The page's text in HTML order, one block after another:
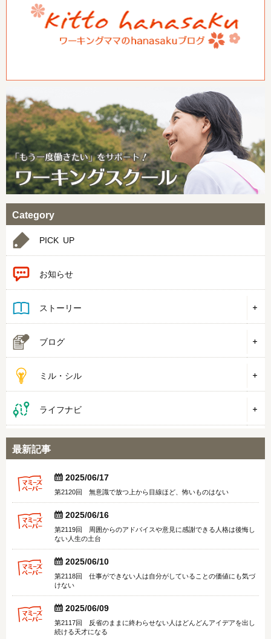
Category
PICK UP
お知らせ
ストーリー
ブログ
ミル・シル
ライフナビ
最新記事
  2025/06/17
第2120回 無意識で放つ上から目線ほど、怖いものはない
  2025/06/16
第2119回 周囲からのアドバイスや意見に感謝できる人格は後悔し
ない人生の土台
  2025/06/10
第2118回 仕事ができない人は自分がしていることの価値にも気づ
けない
  2025/06/09
第2117回 反省のままに終わらせない人はどんどんアイデアを出し
続ける天才になる